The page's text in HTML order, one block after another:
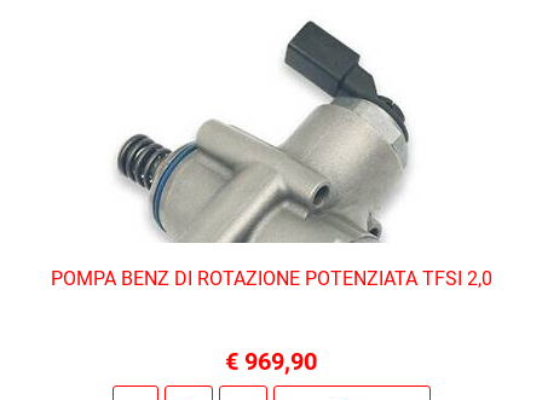
POMPA BENZ DI ROTAZIONE POTENZIATA TFSI 2,0
€ 969,90